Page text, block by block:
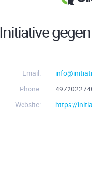
Initiative
Email:
Phone:
Website:
https://